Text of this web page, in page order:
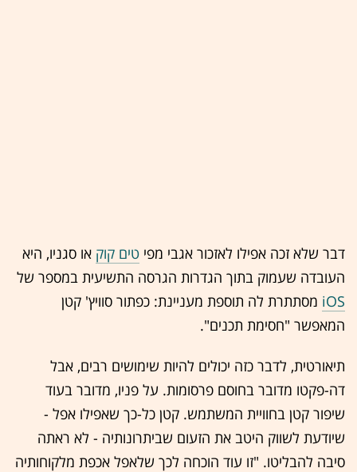
דבר שלא זכה אפילו לאזכור אגבי מפי טים קוק או סגניו, היא
העובדה שעמוק בתוך הגדרות הגרסה התשיעית במספר של
iOS מסתתרת לה תוספת מעניינת: כפתור סוויץ' קטן
המאפשר "חסימת תכנים".
תיאורטית, לדבר כזה יכולים להיות שימושים רבים, אבל
דה-פקטו מדובר בחוסם פרסומות. על פניו, מדובר בעוד
שיפור קטן בחוויית המשתמש. קטן כל-כך שאפילו אפל -
שיודעת לשווק היטב את הזעום שביתרונותיה - לא ראתה
סיבה להבליטו. "זו עוד הוכחה לכך שלאפל אכפת מלקוחותיה